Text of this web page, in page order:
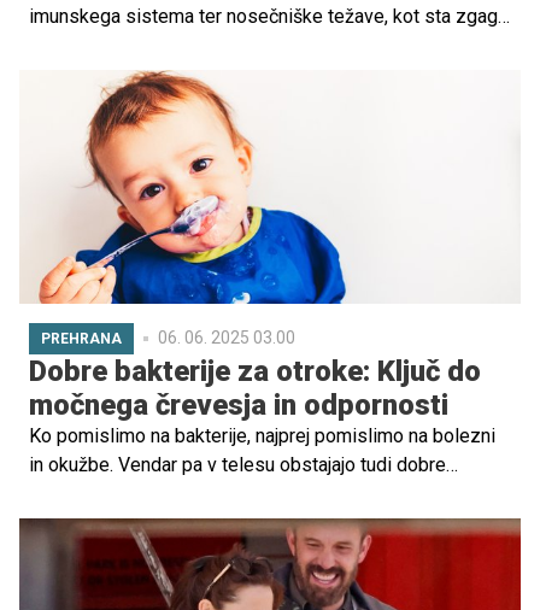
imunskega sistema ter nosečniške težave, kot sta zgaga
spremembo mikrobioma nosečnice. Preverite, kako lahko
poskrbite za svoj mikrobiom in na kakšen način ta vpliva
na nosečnost in pozneje na novorojenčka.
PREHRANA 06. 06. 2025 03.00
Dobre bakterije za otroke: Ključ do
močnega črevesja in odpornosti
Ko pomislimo na bakterije, najprej pomislimo na bolezni
in okužbe. Vendar pa v telesu obstajajo tudi dobre
sistemu in splošnem zdravju otrok.